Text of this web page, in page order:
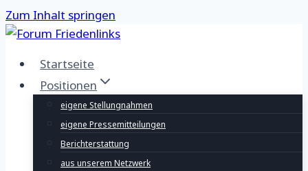
Zum Inhalt springen
Startseite
Positionen
eigene Stellungnahmen
eigene Pressemitteilungen
Berichterstattung
aus unserem Netzwerk